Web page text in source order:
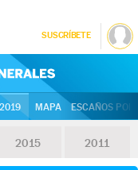
SUSCRÍBETE
MAPA ESCAÑOS
2015 2011